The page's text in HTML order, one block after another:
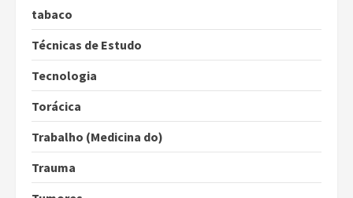
tabaco
Técnicas de Estudo
Tecnologia
Torácica
Trabalho (Medicina do)
Trauma